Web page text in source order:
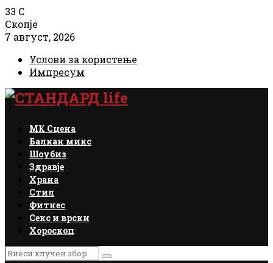
33 C
Скопје
7 август, 2026
Услови за користење
Импресум
Facebook
Instagram
Email
Rss
МК Сцена
Балкан микс
Шоубиз
Здравје
Храна
Стил
Фитнес
Секс и врски
Хороскоп
Search